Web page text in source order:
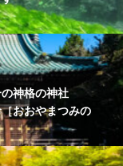
神格の神社
おおやまつみの